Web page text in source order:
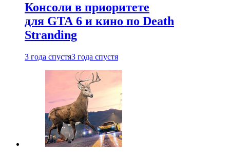
Консоли в приоритете
для GTA 6 и кино по Death
Stranding
3 года спустя3 года спустя